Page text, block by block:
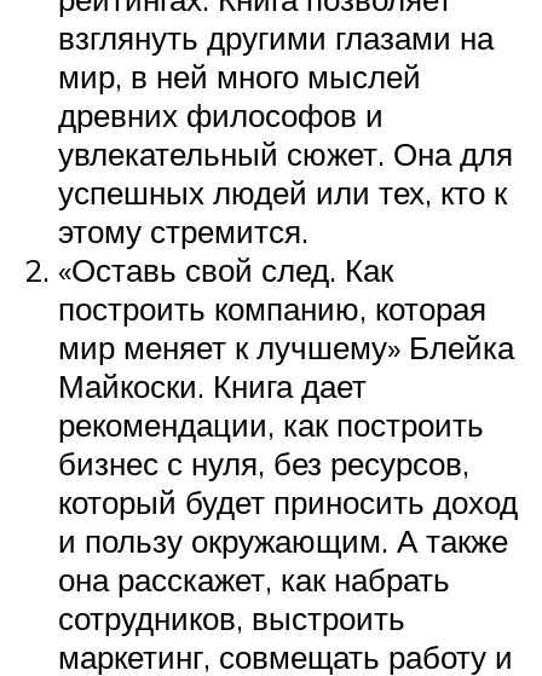
взглянуть другими глазами на
мир, в ней много мыслей
древних философов и
увлекательный сюжет. Она для
успешных людей или тех, кто к
этому стремится.
«Оставь свой след. Как
построить компанию, которая
мир меняет к лучшему» Блейка
Майкоски. Книга дает
рекомендации, как построить
бизнес с нуля, без ресурсов,
который будет приносить доход
и пользу окружающим. А также
она расскажет, как набрать
сотрудников, выстроить
маркетинг, совмещать работу и